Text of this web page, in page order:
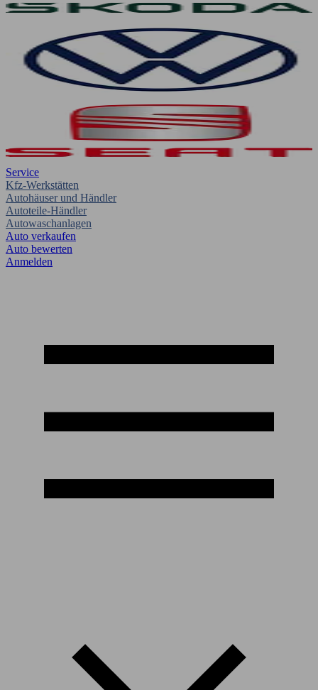
Service
Kfz-Werkstätten
Autohäuser und Händler
Autoteile-Händler
Autowaschanlagen
Auto verkaufen
Auto bewerten
Anmelden